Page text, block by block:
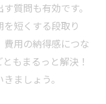
質問も有効です。
を短くする段取り
用の納得感につな
もまるっと解決！
ましょう。